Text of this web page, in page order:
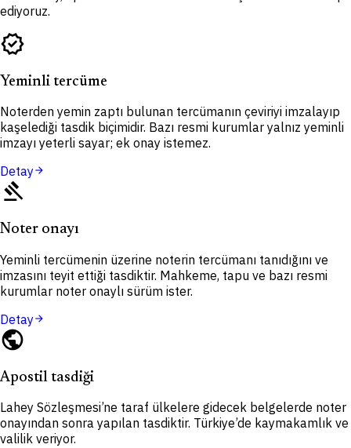
ediyoruz.
verified
Yeminli tercüme
Noterden yemin zaptı bulunan tercümanın çeviriyi imzalayıp
kaşelediği tasdik biçimidir. Bazı resmi kurumlar yalnız yeminli
imzayı yeterli sayar; ek onay istemez.
Detayarrow_forward
gavel
Noter onayı
Yeminli tercümenin üzerine noterin tercümanı tanıdığını ve
imzasını teyit ettiği tasdiktir. Mahkeme, tapu ve bazı resmi
kurumlar noter onaylı sürüm ister.
Detayarrow_forward
public
Apostil tasdiği
Lahey Sözleşmesi’ne taraf ülkelere gidecek belgelerde noter
onayından sonra yapılan tasdiktir. Türkiye’de kaymakamlık ve
valilik veriyor.